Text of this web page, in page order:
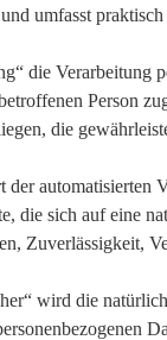
umfasst
die Verarbeitung
Person
die
automatisierten
die sich auf eine
Zuverlässigkeit,
wird die